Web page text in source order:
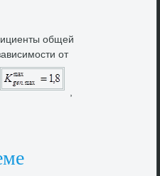
общей
от
,